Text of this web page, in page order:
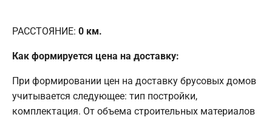
РАССТОЯНИЕ: 0 км.
Как формируется цена на доставку:
При формировании цен на доставку брусовых домов
учитывается следующее: тип постройки,
комплектация. От объема строительных материалов